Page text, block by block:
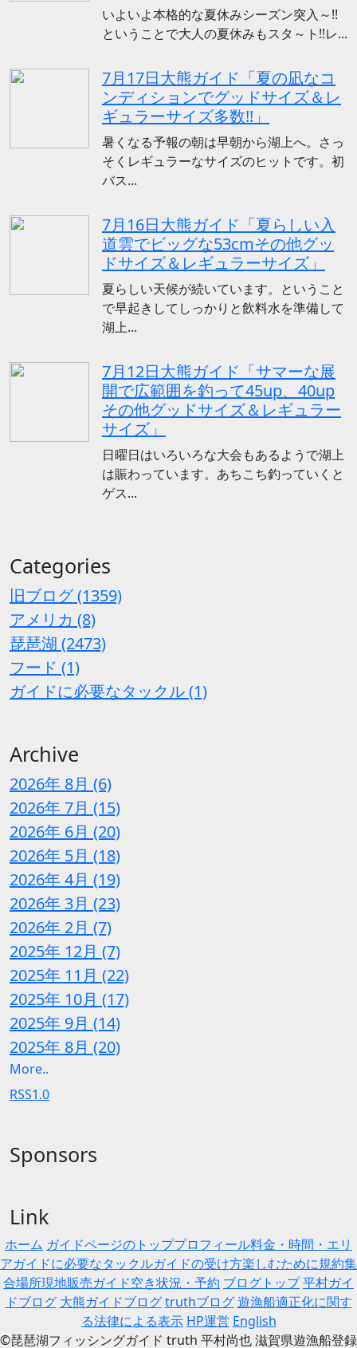
いよいよ本格的な夏休みシーズン突入～!!
ということで大人の夏休みもスタ～ト!!レ...
7月17日大熊ガイド「夏の凪なコ
ンディションでグッドサイズ＆レ
ギュラーサイズ多数!!」
暑くなる予報の朝は早朝から湖上へ。さっ
そくレギュラーなサイズのヒットです。初
バス...
7月16日大熊ガイド「夏らしい入
道雲でビッグな53cmその他グッ
ドサイズ＆レギュラーサイズ」
夏らしい天候が続いています。ということ
で早起きしてしっかりと飲料水を準備して
湖上...
7月12日大熊ガイド「サマーな展
開で広範囲を釣って45up、40up
その他グッドサイズ＆レギュラー
サイズ」
日曜日はいろいろな大会もあるようで湖上
は賑わっています。あちこち釣っていくと
ゲス...
Categories
旧ブログ (1359)
アメリカ (8)
琵琶湖 (2473)
フード (1)
ガイドに必要なタックル (1)
Archive
2026年 8月 (6)
2026年 7月 (15)
2026年 6月 (20)
2026年 5月 (18)
2026年 4月 (19)
2026年 3月 (23)
2026年 2月 (7)
2025年 12月 (7)
2025年 11月 (22)
2025年 10月 (17)
2025年 9月 (14)
2025年 8月 (20)
More..
RSS1.0
Sponsors
Link
ホーム ガイドページのトッププロフィール料金・時間・エリ
アガイドに必要なタックルガイドの受け方楽しむために規約集
合場所現地販売ガイド空き状況・予約 ブログトップ平村ガイ
ドブログ 大熊ガイドブログ truthブログ 遊漁船適正化に関す
る法律による表示 HP運営 English
©琵琶湖フィッシングガイド truth 平村尚也 滋賀県遊漁船登録